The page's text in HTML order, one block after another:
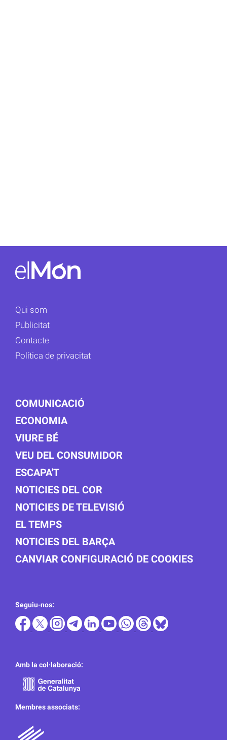
Qui som
Publicitat
Contacte
Política de privacitat
COMUNICACIÓ
ECONOMIA
VIURE BÉ
VEU DEL CONSUMIDOR
ESCAPA'T
NOTICIES DEL COR
NOTICIES DE TELEVISIÓ
EL TEMPS
NOTICIES DEL BARÇA
CANVIAR CONFIGURACIÓ DE COOKIES
Seguiu-nos:
Amb la col·laboració:
Membres associats: